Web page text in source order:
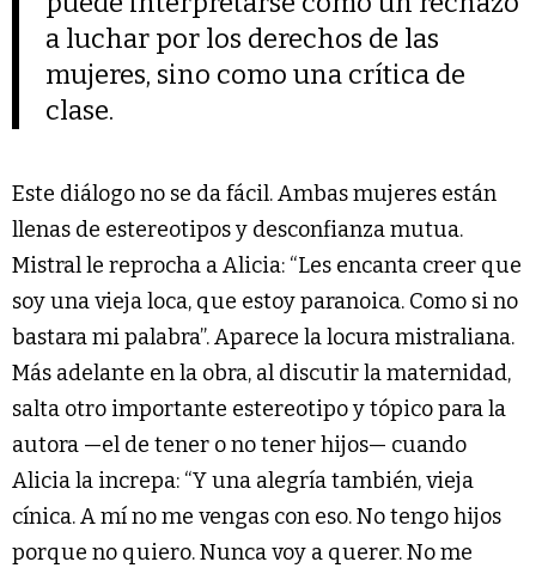
a luchar por los derechos de las
mujeres, sino como una crítica de
clase.
Este diálogo no se da fácil. Ambas mujeres están
llenas de estereotipos y desconfianza mutua.
Mistral le reprocha a Alicia: “Les encanta creer que
soy una vieja loca, que estoy paranoica. Como si no
bastara mi palabra”. Aparece la locura mistraliana.
Más adelante en la obra, al discutir la maternidad,
salta otro importante estereotipo y tópico para la
autora —el de tener o no tener hijos— cuando
Alicia la increpa: “Y una alegría también, vieja
cínica. A mí no me vengas con eso. No tengo hijos
porque no quiero. Nunca voy a querer. No me